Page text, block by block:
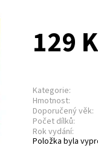
129
Kategorie:
Hmotnost:
Doporučený věk:
Počet dílků:
Rok vydání:
Položka byla